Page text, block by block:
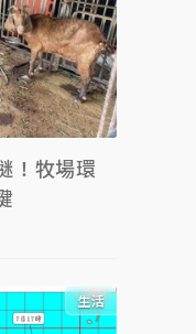
！牧場環
生活